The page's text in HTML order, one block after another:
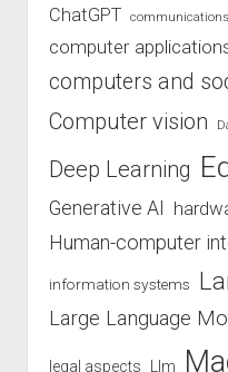
ChatGPT
computer
computers and
Computer vision
Deep Learning
Generative AI
Human-computer
information systems
Large Language
legal aspects Llm